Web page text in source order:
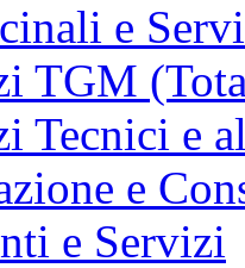
e
TGM
Tecnici e
e
e Servizi